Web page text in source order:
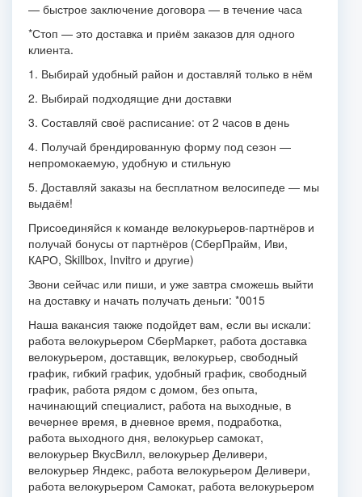
— быстрое заключение договора — в течение часа
*Стоп — это доставка и приём заказов для одного
клиента.
1. Выбирай удобный район и доставляй только в нём
2. Выбирай подходящие дни доставки
3. Составляй своё расписание: от 2 часов в день
4. Получай брендированную форму под сезон —
непромокаемую, удобную и стильную
5. Доставляй заказы на бесплатном велосипеде — мы
выдаём!
Присоединяйся к команде велокурьеров-партнёров и
получай бонусы от партнёров (СберПрайм, Иви,
КАРО, Skillbox, Invitro и другие)
Звони сейчас или пиши, и уже завтра сможешь выйти
на доставку и начать получать деньги: *0015
Наша вакансия также подойдет вам, если вы искали:
работа велокурьером СберМаркет, работа доставка
велокурьером, доставщик, велокурьер, свободный
график, гибкий график, удобный график, свободный
график, работа рядом с домом, без опыта,
начинающий специалист, работа на выходные, в
вечернее время, в дневное время, подработка,
работа выходного дня, велокурьер самокат,
велокурьер ВкусВилл, велокурьер Деливери,
велокурьер Яндекс, работа велокурьером Деливери,
работа велокурьером Самокат, работа велокурьером